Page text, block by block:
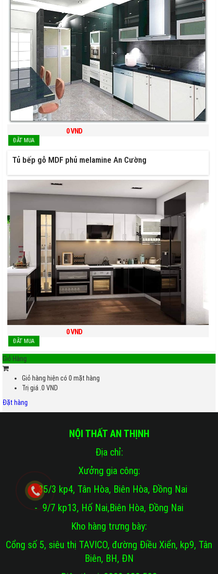
0VND
Tủ bếp gỗ MDF phủ melamine An Cường
0VND
Giỏ Hàng
Giỏ hàng hiện có 0 mặt hàng
Trị giá .0 VND
Đặt hàng
NỘI THẤT AN THỊNH
Địa chỉ:
Xưởng gia công:
- 35/3 kp4, Tân Hòa, Biên Hòa, Đồng Nai
- 9/7 kp13, Hố Nai,Biên Hòa, Đồng Nai
Kho hàng trưng bày:
Cổng số 5, siêu thị TAVICO, đường Điều Xiển, kp9, Tân
Biên, BH, ĐN